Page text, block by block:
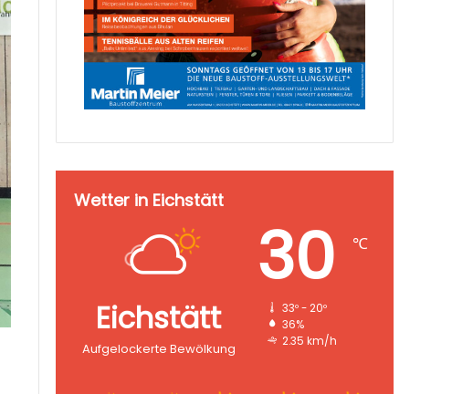
Wetter in Eichstätt
Eichstätt
Aufgelockerte Bewölkung
30 ℃
33º - 20º
36%
2.35 km/h